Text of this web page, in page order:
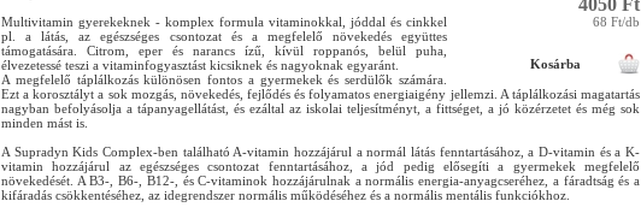
4050 Ft
68 Ft/db
Kosárba
Multivitamin gyerekeknek - komplex formula vitaminokkal, jóddal és cinkkel
pl. a látás, az egészséges csontozat és a megfelelő növekedés együttes
támogatására. Citrom, eper és narancs ízű, kívül roppanós, belül puha,
élvezetessé teszi a vitaminfogyasztást kicsiknek és nagyoknak egyaránt.
A megfelelő táplálkozás különösen fontos a gyermekek és serdülők számára.
Ezt a korosztályt a sok mozgás, növekedés, fejlődés és folyamatos energiaigény jellemzi. A táplálkozási magatartás
nagyban befolyásolja a tápanyagellátást, és ezáltal az iskolai teljesítményt, a fittséget, a jó közérzetet és még sok
minden mást is.
A Supradyn Kids Complex-ben található A-vitamin hozzájárul a normál látás fenntartásához, a D-vitamin és a K-
vitamin hozzájárul az egészséges csontozat fenntartásához, a jód pedig elősegíti a gyermekek megfelelő
növekedését. A B3-, B6-, B12-, és C-vitaminok hozzájárulnak a normális energia-anyagcseréhez, a fáradtság és a
kifáradás csökkentéséhez, az idegrendszer normális működéséhez és a normális mentális funkciókhoz.